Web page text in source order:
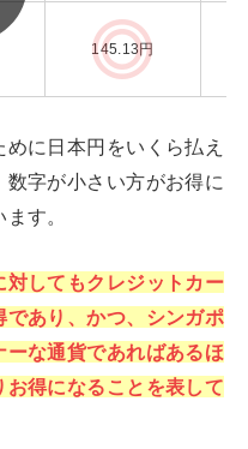
145.13円
に日本円をいくら払え
字が小さい方がお得に
す。
してもクレジットカー
であり、かつ、シンガポ
な通貨であればあるほ
得になることを表して